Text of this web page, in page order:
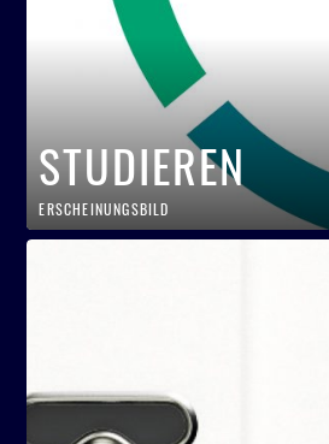
STUDIEREN
ERSCHEINUNGSBILD